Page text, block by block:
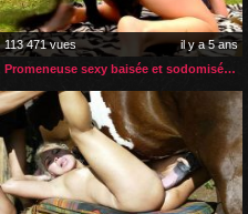
113 471 vues
il y a 5 ans
Promeneuse sexy baisée et sodomisée par son chien